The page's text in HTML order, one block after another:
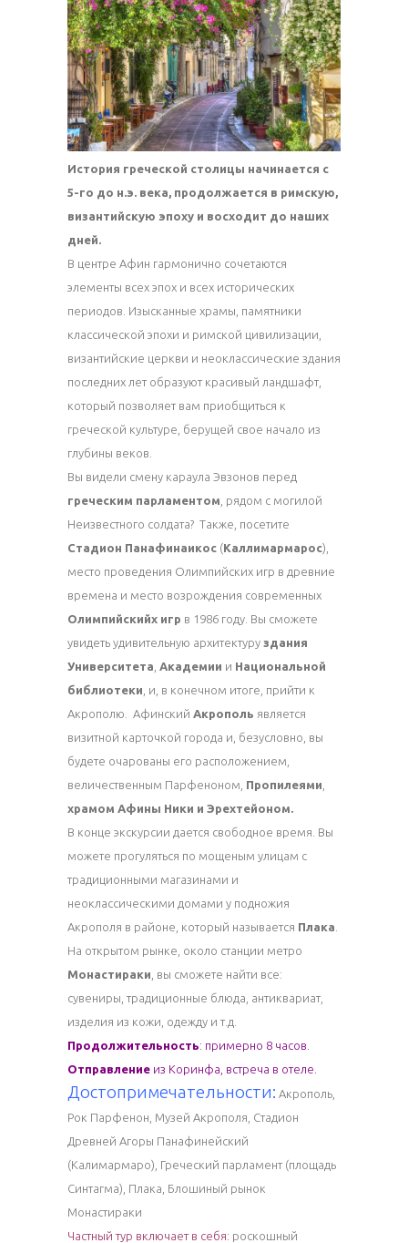
История греческой столицы начинается с
5-го до н.э. века, продолжается в римскую,
византийскую эпоху и восходит до наших
дней.
В центре Афин гармонично сочетаются
элементы всех эпох и всех исторических
периодов. Изысканные храмы, памятники
классической эпохи и римской цивилизации,
византийские церкви и неоклассические здания
последних лет образуют красивый ландшафт,
который позволяет вам приобщиться к
греческой культуре, берущей свое начало из
глубины веков.
Вы видели смену караула Эвзонов перед
греческим парламентом , рядом с могилой
Неизвестного солдата? Также, посетите
Стадион Панафинаикос (Каллимармарос),
место проведения Олимпийских игр в древние
времена и место возрождения современных
Олимпийскийх игр в 1986 году. Вы сможете
увидеть удивительную архитектуру здания
Университета Академии и Национальной
библиотеки , и, в конечном итоге, прийти к
Акрополю. Афинский Акрополь является
визитной карточкой города и, безусловно, вы
будете очарованы его расположением,
величественным Парфеноном, Пропилеями
храмом Афины Ники и Эрехтейоном.
В конце экскурсии дается свободное время. Вы
можете прогуляться по мощеным улицам с
традиционными магазинами и
неоклассическими домами у подножия
Акрополя в районе, который называется Плака
На открытом рынке, около станции метро
Монастираки , вы сможете найти все:
сувениры, традиционные блюда, антиквариат,
изделия из кожи, одежду и т.д.
Продолжительность: примерно 8 часов.
Отправление из Коринфа, встреча в отеле.
Достопримечательности: Акрополь,
Рок Парфенон, Музей Акрополя, Стадион
Древней Агоры Панафинейский
(Калимармаро), Греческий парламент (площадь
Синтагма), Плака, Блошиный рынок
Монастираки
Частный тур включает в себя: роскошный